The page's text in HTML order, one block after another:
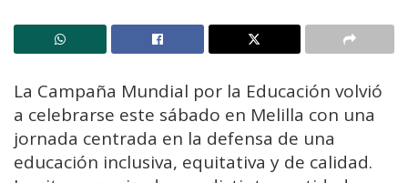
La Campaña Mundial por la Educación volvió
a celebrarse este sábado en Melilla con una
jornada centrada en la defensa de una
educación inclusiva, equitativa y de calidad.